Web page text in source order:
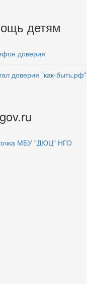
детям
доверия
доверия "как-быть.рф"
МБУ "ДЮЦ" НГО